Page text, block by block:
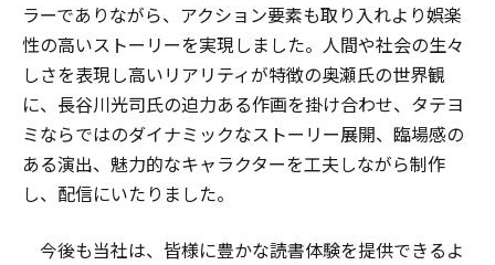
ラーでありながら、アクション要素も取り入れより娯楽
性の高いストーリーを実現しました。人間や社会の生々
しさを表現し高いリアリティが特徴の奥瀬氏の世界観
に、長谷川光司氏の迫力ある作画を掛け合わせ、タテヨ
ミならではのダイナミックなストーリー展開、臨場感の
ある演出、魅力的なキャラクターを工夫しながら制作
し、配信にいたりました。
今後も当社は、皆様に豊かな読書体験を提供できるよ